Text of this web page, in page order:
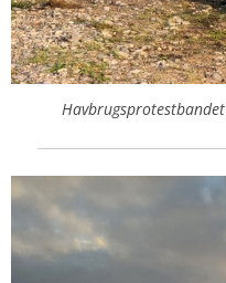
Havbrugsprotestbandet